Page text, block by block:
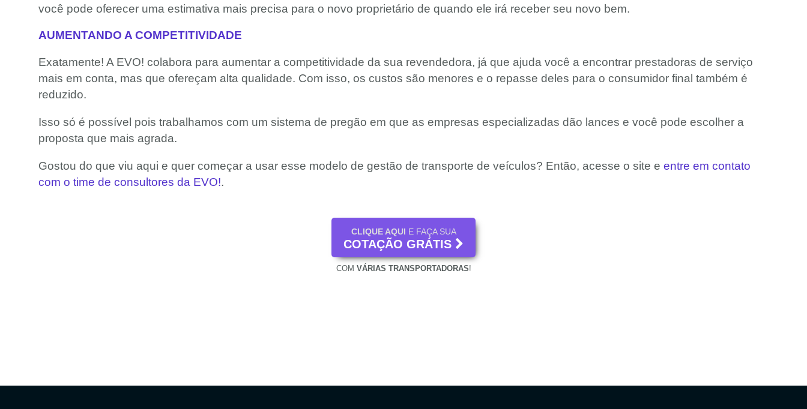
você pode oferecer uma estimativa mais precisa para o novo proprietário de quando ele irá receber seu novo bem.
AUMENTANDO A COMPETITIVIDADE
Exatamente! A EVO! colabora para aumentar a competitividade da sua revendedora, já que ajuda você a encontrar prestadoras de serviço
mais em conta, mas que ofereçam alta qualidade. Com isso, os custos são menores e o repasse deles para o consumidor final também é
reduzido.
Isso só é possível pois trabalhamos com um sistema de pregão em que as empresas especializadas dão lances e você pode escolher a
proposta que mais agrada.
Gostou do que viu aqui e quer começar a usar esse modelo de gestão de transporte de veículos? Então, acesse o site e entre em contato
com o time de consultores da EVO!.
CLIQUE AQUI E FAÇA SUA
COTAÇÃO GRÁTIS
COM VÁRIAS TRANSPORTADORAS!